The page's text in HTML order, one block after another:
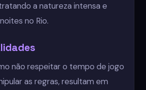
a natureza intensa e
no Rio.
não respeitar o tempo de jogo
as regras, resultam em